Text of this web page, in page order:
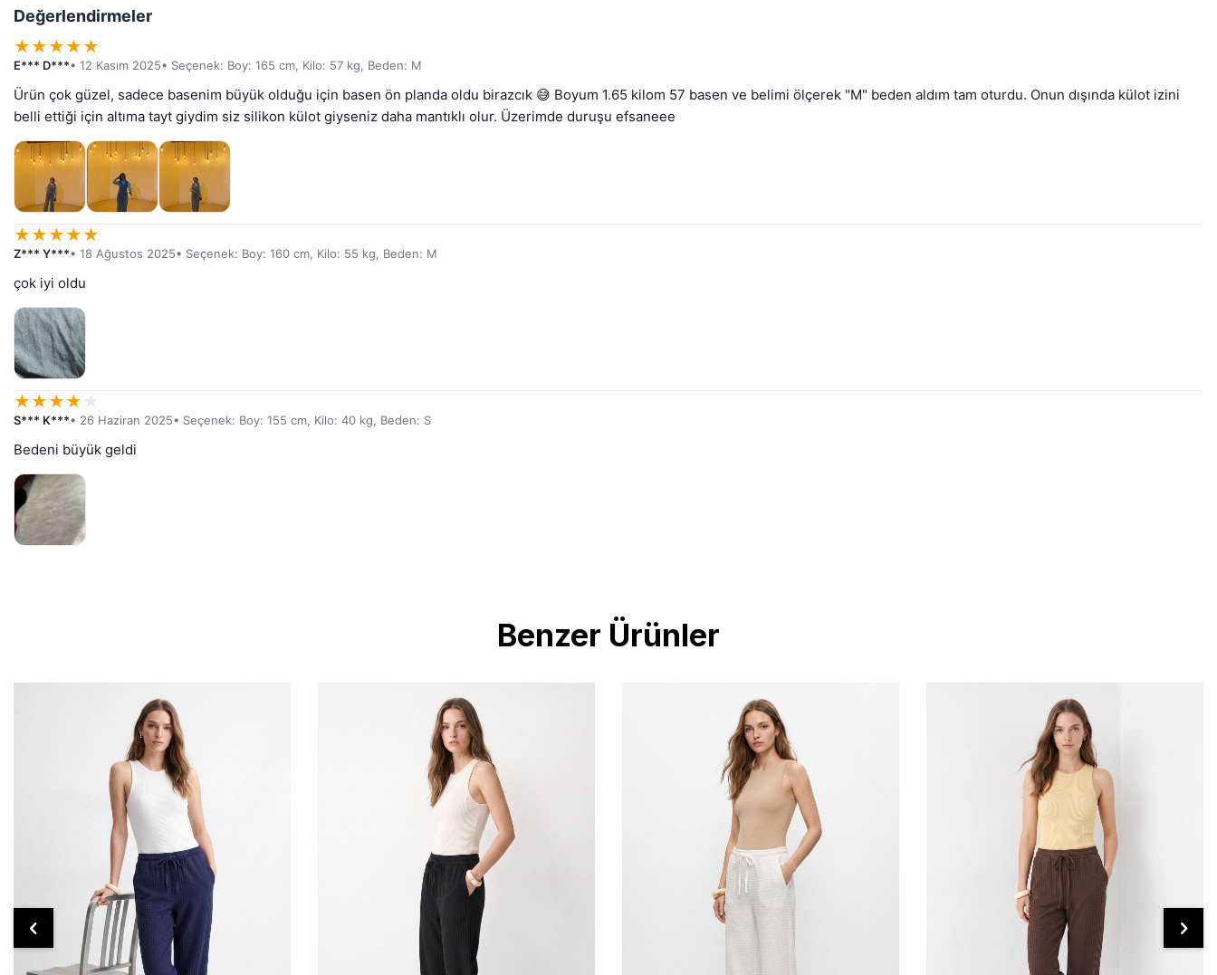
Değerlendirmeler
★★★★★
E*** D***• 12 Kasım 2025• Seçenek: Boy: 165 cm, Kilo: 57 kg, Beden: M
Ürün çok güzel, sadece basenim büyük olduğu için basen ön planda oldu birazcık 😅 Boyum 1.65 kilom 57 basen ve belimi ölçerek "M" beden aldım tam oturdu. Onun dışında külot izini
belli ettiği için altıma tayt giydim siz silikon külot giyseniz daha mantıklı olur. Üzerimde duruşu efsaneee
★★★★★
Z*** Y***• 18 Ağustos 2025• Seçenek: Boy: 160 cm, Kilo: 55 kg, Beden: M
çok iyi oldu
★★★★ ★
S*** K***• 26 Haziran 2025• Seçenek: Boy: 155 cm, Kilo: 40 kg, Beden: S
Bedeni büyük geldi
Benzer Ürünler